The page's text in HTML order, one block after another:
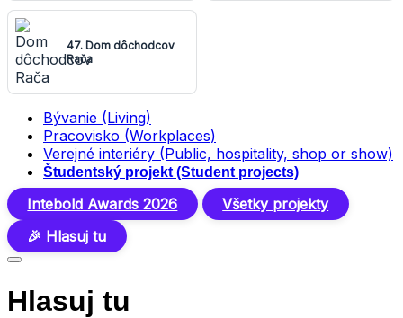
47. Dom dôchodcov
Rača
Bývanie (Living)
Pracovisko (Workplaces)
Verejné interiéry (Public, hospitality, shop or show)
Študentský projekt (Student projects)
Intebold Awards 2026
Všetky projekty
🎉 Hlasuj tu
Hlasuj tu